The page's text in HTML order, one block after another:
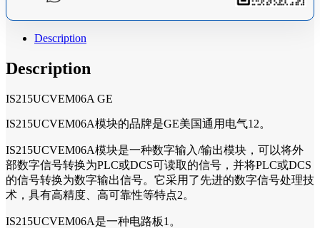
Description
Description
IS215UCVEM06A GE
IS215UCVEM06A模块的品牌是GE美国通用电气12。
IS215UCVEM06A模块是一种数字输入/输出模块，可以将外
部数字信号转换为PLC或DCS可读取的信号，并将PLC或DCS
的信号转换为数字输出信号。它采用了先进的数字信号处理技
术，具有高精度、高可靠性等特点2。
IS215UCVEM06A是一种电路板1。